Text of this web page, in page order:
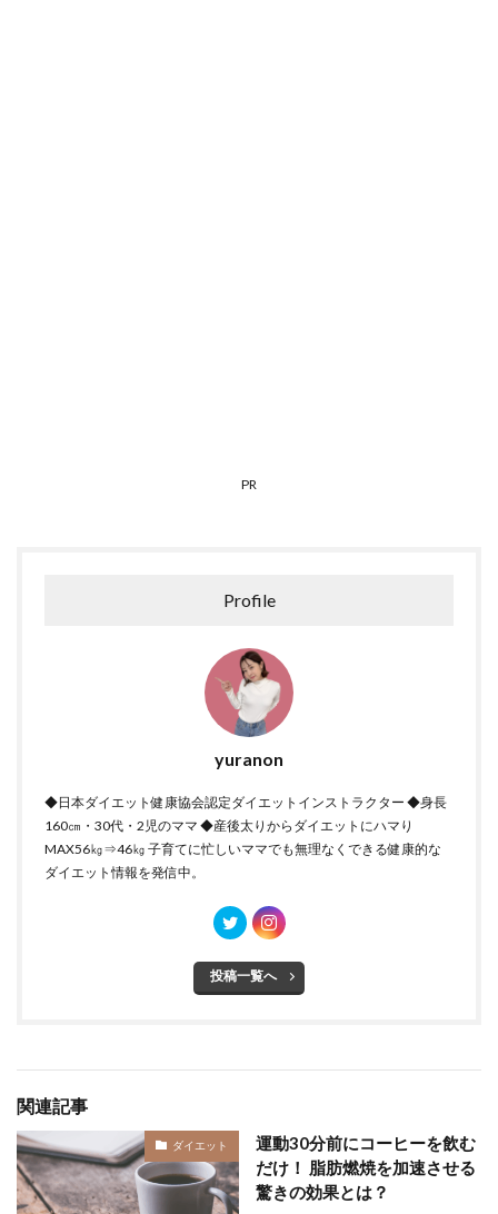
PR
Profile
yuranon
◆日本ダイエット健康協会認定ダイエットインストラクター ◆身長
160㎝・30代・2児のママ ◆産後太りからダイエットにハマり
MAX56㎏⇒46㎏ 子育てに忙しいママでも無理なくできる健康的な
ダイエット情報を発信中。
投稿一覧へ
関連記事
ダイエット
運動30分前にコーヒーを飲む
だけ！ 脂肪燃焼を加速させる
驚きの効果とは？